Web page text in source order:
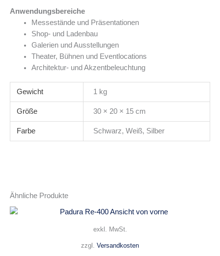
Anwendungsbereiche
Messestände und Präsentationen
Shop- und Ladenbau
Galerien und Ausstellungen
Theater, Bühnen und Eventlocations
Architektur- und Akzentbeleuchtung
Gewicht 1 kg
Größe 30 × 20 × 15 cm
Farbe Schwarz, Weiß, Silber
Ähnliche Produkte
exkl. MwSt.
zzgl. Versandkosten